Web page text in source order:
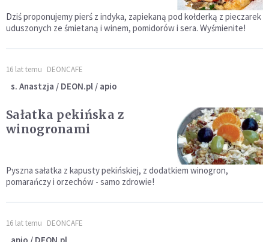
Dziś proponujemy pierś z indyka, zapiekaną pod kołderką z pieczarek
uduszonych ze śmietaną i winem, pomidorów i sera. Wyśmienite!
16 lat temu DEONCAFE
s. Anastzja / DEON.pl / apio
Sałatka pekińska z
winogronami
Pyszna sałatka z kapusty pekińskiej, z dodatkiem winogron,
pomarańczy i orzechów - samo zdrowie!
16 lat temu DEONCAFE